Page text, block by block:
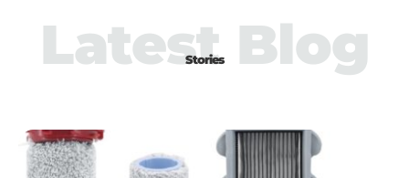
Stories
Latest Blog